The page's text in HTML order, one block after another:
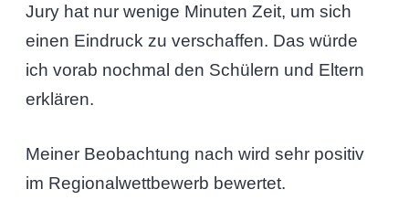
Jury hat nur wenige Minuten Zeit, um sich
einen Eindruck zu verschaffen. Das würde
ich vorab nochmal den Schülern und Eltern
erklären.
Meiner Beobachtung nach wird sehr positiv
im Regionalwettbewerb bewertet.